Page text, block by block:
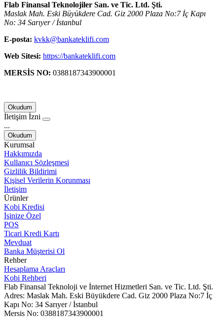
Flab Finansal Teknolojiler San. ve Tic. Ltd. Şti.
Maslak Mah. Eski Büyükdere Cad. Giz 2000 Plaza No:7 İç Kapı
No: 34 Sarıyer / İstanbul
E-posta: kvkk@bankateklifi.com
Web Sitesi: https://bankateklifi.com
MERSİS NO: 0388187343900001
Okudum
İletişim İzni
...
Okudum
Kurumsal
Hakkımızda
Kullanıcı Sözleşmesi
Gizlilik Bildirimi
Kişisel Verilerin Korunması
İletişim
Ürünler
Kobi Kredisi
İşinize Özel
POS
Ticari Kredi Kartı
Mevduat
Banka Müşterisi Ol
Rehber
Hesaplama Araçları
Kobi Rehberi
Flab Finansal Teknoloji ve İnternet Hizmetleri San. ve Tic. Ltd. Şti.
Adres: Maslak Mah. Eski Büyükdere Cad. Giz 2000 Plaza No:7 İç
Kapı No: 34 Sarıyer / İstanbul
Mersis No: 0388187343900001